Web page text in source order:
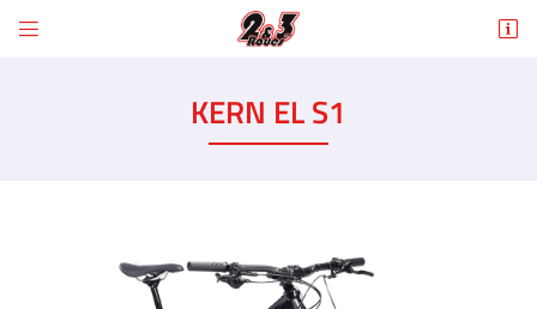
 
KERN EL S1